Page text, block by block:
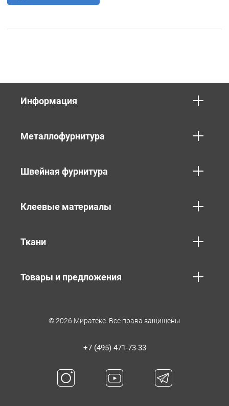
Информация
Металлофурнитура
Швейная фурнитура
Клеевые материалы
Ткани
Товары и предложения
© 2026 Миратекс. Все права защищены
+7 (495) 471-73-33